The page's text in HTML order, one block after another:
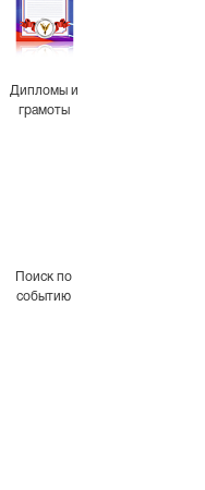
Дипломы и
грамоты
Поиск по
событию